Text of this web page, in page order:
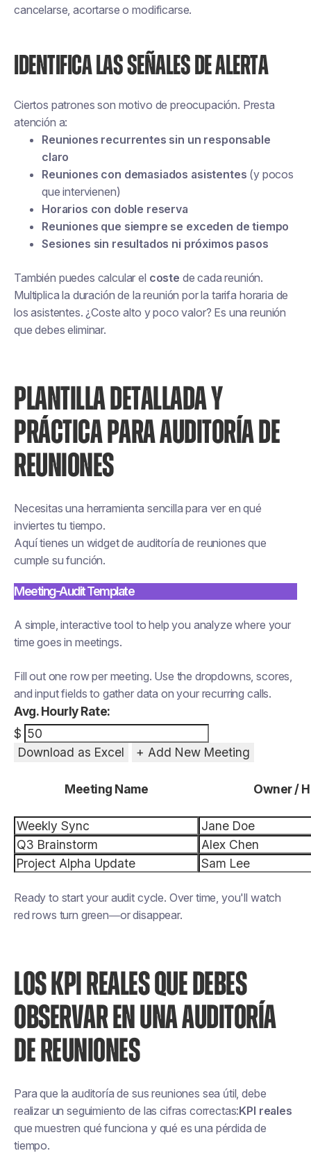
cancelarse, acortarse o modificarse.
IDENTIFICA LAS SEÑALES DE ALERTA
Ciertos patrones son motivo de preocupación. Presta
atención a:
Reuniones recurrentes sin un responsable
claro
Reuniones con demasiados asistentes (y pocos
que intervienen)
Horarios con doble reserva
Reuniones que siempre se exceden de tiempo
Sesiones sin resultados ni próximos pasos
También puedes calcular el coste de cada reunión.
Multiplica la duración de la reunión por la tarifa horaria de
los asistentes. ¿Coste alto y poco valor? Es una reunión
que debes eliminar.
PLANTILLA DETALLADA Y
PRÁCTICA PARA AUDITORÍA DE
REUNIONES
Necesitas una herramienta sencilla para ver en qué
inviertes tu tiempo.
Aquí tienes un widget de auditoría de reuniones que
cumple su función.
Meeting-Audit Template
A simple, interactive tool to help you analyze where your
time goes in meetings.
Fill out one row per meeting. Use the dropdowns, scores,
and input fields to gather data on your recurring calls.
Avg. Hourly Rate:
$
Download as Excel
+ Add New Meeting
Meeting Name Owner /
Ready to start your audit cycle. Over time, you'll watch
red rows turn green—or disappear.
LOS KPI REALES QUE DEBES
OBSERVAR EN UNA AUDITORÍA
DE REUNIONES
Para que la auditoría de sus reuniones sea útil, debe
realizar un seguimiento de las cifras correctas:KPI reales
que muestren qué funciona y qué es una pérdida de
tiempo.